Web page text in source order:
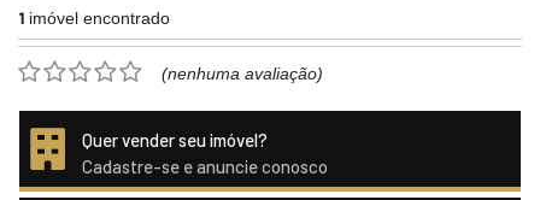
1 imóvel encontrado
(nenhuma avaliação)
Quer vender seu imóvel?
Cadastre-se e anuncie conosco